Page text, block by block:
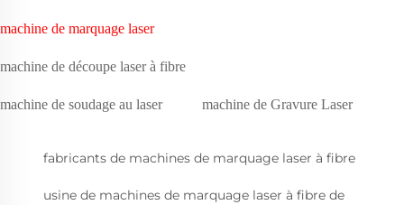
machine de marquage laser
machine de découpe laser à fibre
machine de soudage au laser machine de Gravure Laser
fabricants de machines de marquage laser à fibre
usine de machines de marquage laser à fibre de